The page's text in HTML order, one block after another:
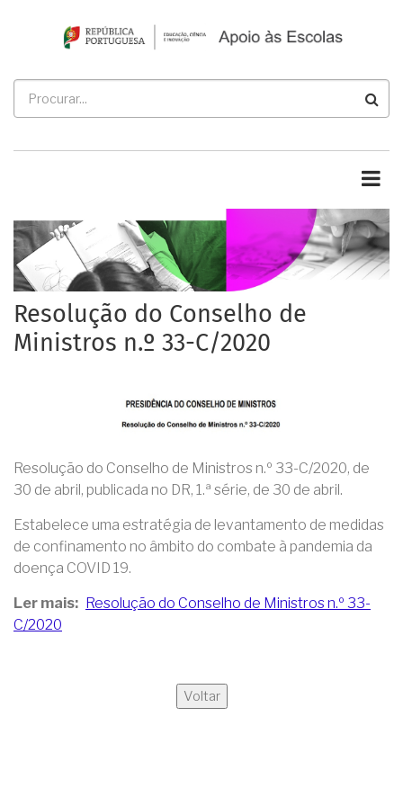
conteúdo
principal
Resolução do Conselho de
Ministros n.º 33-C/2020
Resolução do Conselho de Ministros n.º 33-C/2020, de
30 de abril, publicada no DR, 1.ª série, de 30 de abril.
Estabelece uma estratégia de levantamento de medidas
de confinamento no âmbito do combate à pandemia da
doença COVID 19.
Ler mais
Resolução do Conselho de Ministros n.º 33-
C/2020
Voltar